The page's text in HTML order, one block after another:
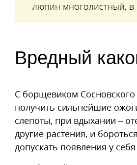
люпин многолистный, в
Вредный
С борщевиком Сосновского
получить сильнейшие
слепоты, при вдыхании –
другие растения, и
допускать появления у